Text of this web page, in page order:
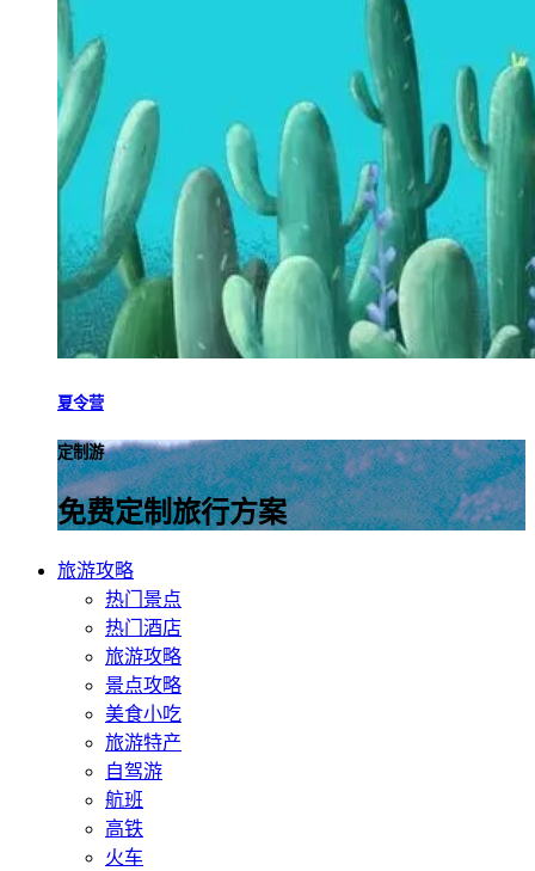
夏令营
定制游
免费定制旅行方案
旅游攻略
热门景点
热门酒店
旅游攻略
景点攻略
美食小吃
旅游特产
自驾游
航班
高铁
火车